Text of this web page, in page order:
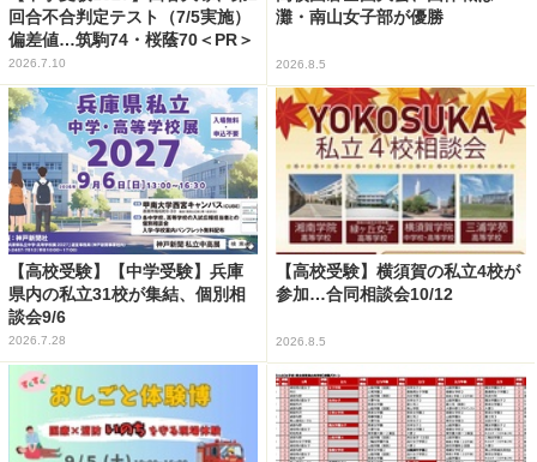
回合不合判定テスト（7/5実施）
偏差値…筑駒74・桜蔭70＜PR＞
2026.7.10
灘・南山女子部が優勝
2026.8.5
【高校受験】【中学受験】兵庫
県内の私立31校が集結、個別相
談会9/6
2026.7.28
【高校受験】横須賀の私立4校が
参加…合同相談会10/12
2026.8.5